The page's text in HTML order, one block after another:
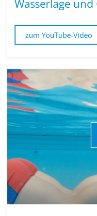
Wasserlage und
zum YouTube-Video